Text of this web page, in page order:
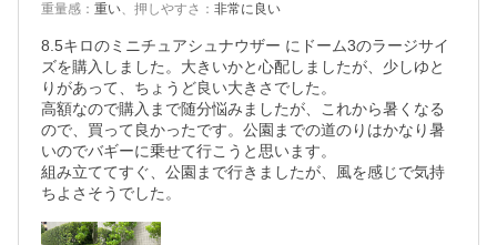
重量感 ： 重い、 押しやすさ ： 非常に良い
8.5キロのミニチュアシュナウザー にドーム3のラージサイ
ズを購入しました。大きいかと心配しましたが、少しゆと
りがあって、ちょうど良い大きさでした。
高額なので購入まで随分悩みましたが、これから暑くなる
ので、買って良かったです。公園までの道のりはかなり暑
いのでバギーに乗せて行こうと思います。
組み立ててすぐ、公園まで行きましたが、風を感じで気持
ちよさそうでした。